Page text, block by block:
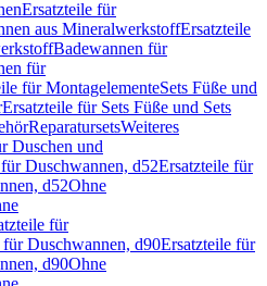
Ersatzteile für
aus MineralwerkstoffErsatzteile
Badewannen für
für
für MontagelementeSets Füße und
Ersatzteile für Sets Füße und Sets
ReparatursetsWeiteres
Duschen und
Duschwannen, d52Ersatzteile für
d52Ohne
für
Duschwannen, d90Ersatzteile für
d90Ohne